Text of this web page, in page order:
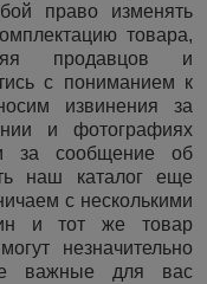
право изменять
товара,
продавцов и
с пониманием к
извинения за
и фотографиях
за сообщение об
наш каталог еще
с несколькими
и тот же товар
незначительно
важные для вас